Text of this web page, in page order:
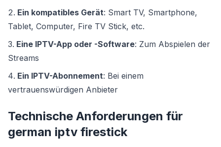
Ein kompatibles Gerät: Smart TV, Smartphone,
Tablet, Computer, Fire TV Stick, etc.
Eine IPTV-App oder -Software: Zum Abspielen der
Streams
Ein IPTV-Abonnement: Bei einem
vertrauenswürdigen Anbieter
Technische Anforderungen für
german iptv firestick